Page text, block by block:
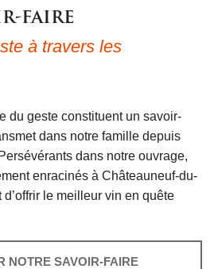
faire
à travers les
du geste constituent un savoir-
dans notre famille depuis
dans notre ouvrage,
enracinés à Châteauneuf-du-
le meilleur vin en quête
NOTRE SAVOIR-FAIRE